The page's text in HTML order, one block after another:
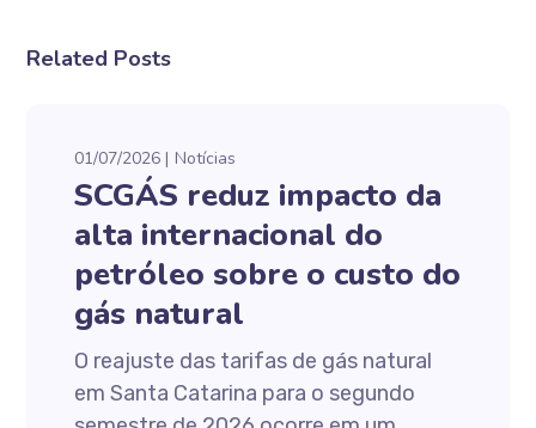
Related Posts
01/07/2026 Notícias
SCGÁS reduz impacto da
alta internacional do
petróleo sobre o custo do
gás natural
O reajuste das tarifas de gás natural
em Santa Catarina para o segundo